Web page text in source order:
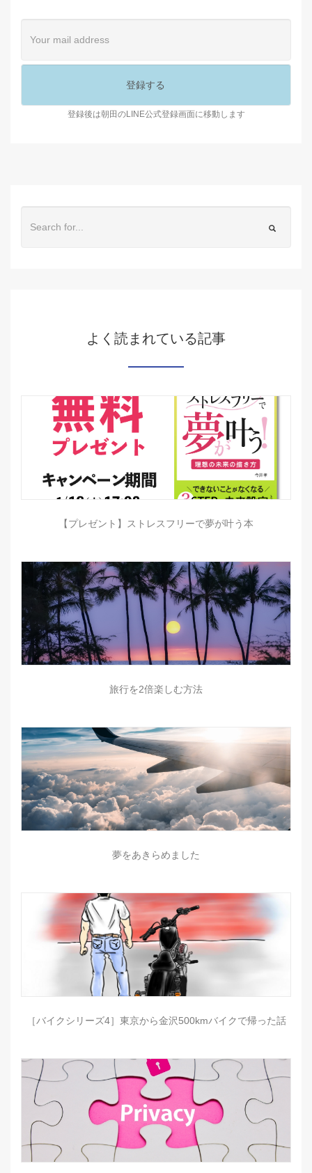
登録後は朝田のLINE公式登録画面に移動します
よく読まれている記事
【プレゼント】ストレスフリーで夢が叶う本
旅行を2倍楽しむ方法
夢をあきらめました
［バイクシリーズ4］東京から金沢500kmバイクで帰った話